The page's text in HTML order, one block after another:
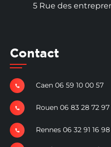
5 Rue des
Contact
Caen 06 59 10 00 57
Rouen 06 83 28 72 97
Rennes 06 32 91 16 98